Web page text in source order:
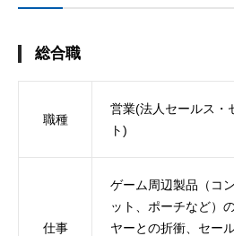
総合職
職種
営業(法人セールス・
ト)
仕事
ゲーム周辺製品（コ
ット、ポーチなど）
ヤーとの折衝、セー